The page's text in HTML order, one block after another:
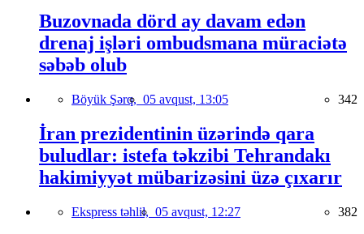
Buzovnada dörd ay davam edən
drenaj işləri ombudsmana müraciətə
səbəb olub
Böyük Şərq, 05 avqust, 13:05 342
İran prezidentinin üzərində qara
buludlar: istefa təkzibi Tehrandakı
hakimiyyət mübarizəsini üzə çıxarır
Ekspress təhlil, 05 avqust, 12:27 382